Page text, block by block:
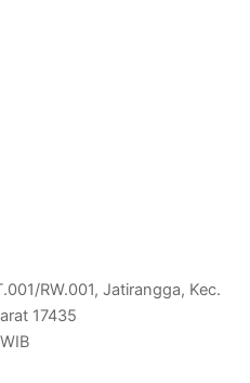
RW.001, Jatirangga, Kec.
17435